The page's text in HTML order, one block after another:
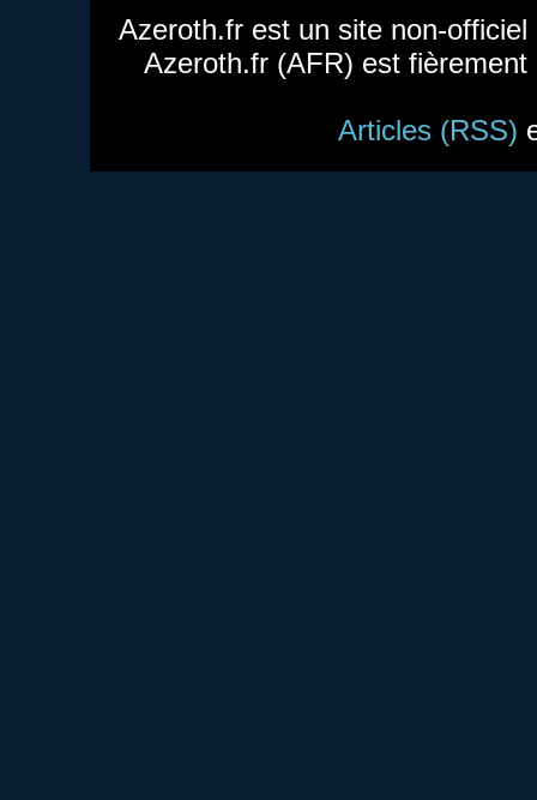
Azeroth.fr est un site non-
Azeroth.fr (AFR) est
Articles (RSS)